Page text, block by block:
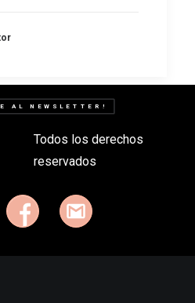
AL NEWSLETTER!
Todos los derechos
reservados